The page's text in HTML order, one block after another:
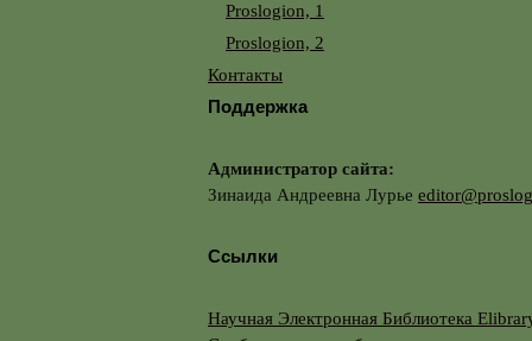
Proslogion, 1
Proslogion, 2
Контакты
Поддержка
Администратор сайта:
Зинаида Андреевна Лурье
Ссылки
Научная Электронная Библиотека